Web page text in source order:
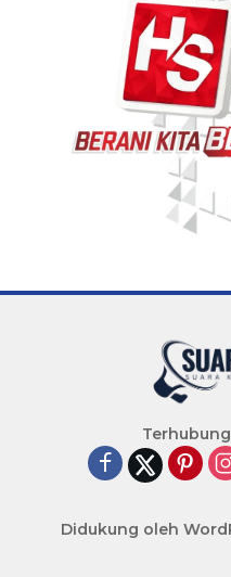
Didukung oleh